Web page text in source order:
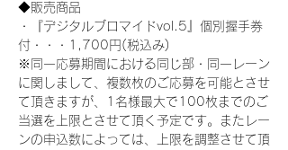
◆販売商品
・『デジタルブロマイドvol.5』個別握手券
付・・・1,700円(税込み)
※同一応募期間における同じ部・同一レーン
に関しまして、複数枚のご応募を可能とさせ
て頂きますが、1名様最大で100枚までのご
当選を上限とさせて頂く予定です。またレー
ンの申込数によっては、上限を調整させて頂